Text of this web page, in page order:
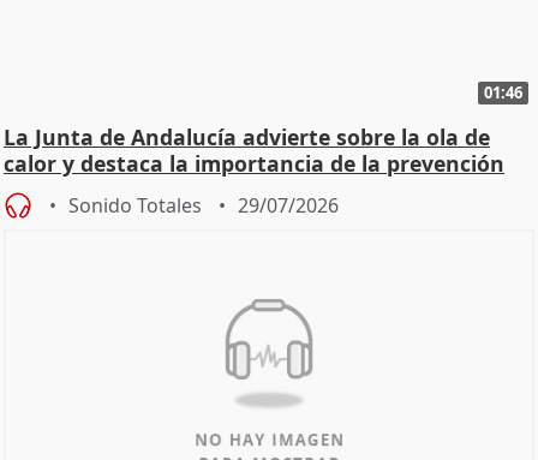
01:46
La Junta de Andalucía advierte sobre la ola de
calor y destaca la importancia de la prevención
Sonido Totales 29/07/2026